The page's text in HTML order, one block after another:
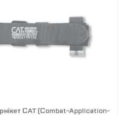
CAT (Combat-Application-